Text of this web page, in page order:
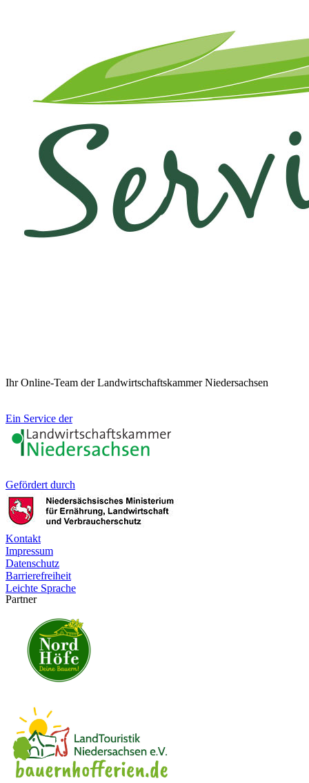
Ihr Online-Team der Landwirtschaftskammer Niedersachsen
Ein Service der
Gefördert durch
Kontakt
Impressum
Datenschutz
Barrierefreiheit
Leichte Sprache
Partner